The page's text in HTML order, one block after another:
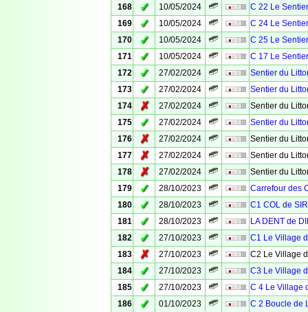
168
✓ 10/05/2024
C 22 Le
169
✓ 10/05/2024
C 24 Le
170
✓ 10/05/2024
C 25 Le
171
✓ 10/05/2024
C 17 Le
172
✓ 27/02/2024
Sentier du
173
✓ 27/02/2024
Sentier du
174
✗ 27/02/2024
Sentier du
175
✓ 27/02/2024
Sentier du
176
✗ 27/02/2024
Sentier du
177
✗ 27/02/2024
Sentier du
178
✗ 27/02/2024
Sentier du
179
✓ 28/10/2023
Carrefour des
180
✓ 28/10/2023
C1 COL de
181
✓ 28/10/2023
LA DENT de
182
✓ 27/10/2023
C1 Le Village
183
✗ 27/10/2023
C2 Le Village
184
✓ 27/10/2023
C3 Le Village
185
✓ 27/10/2023
C 4 Le Village
186
✓ 01/10/2023
C 2 Boucle de